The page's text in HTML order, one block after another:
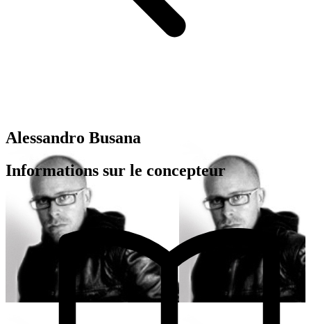
Alessandro Busana
Informations sur le concepteur